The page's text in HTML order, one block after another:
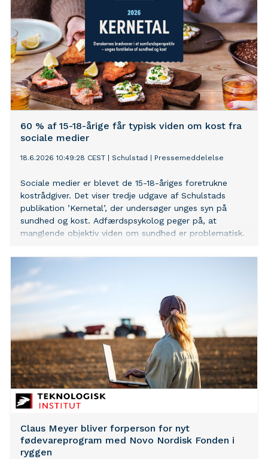
60 % af 15-18-årige får typisk viden om kost fra
sociale medier
18.6.2026 10:49:28 CEST Schulstad Pressemeddelelse
Sociale medier er blevet de 15-18-åriges foretrukne
kostrådgiver. Det viser tredje udgave af Schulstads
publikation ’Kernetal’, der undersøger unges syn på
sundhed og kost. Adfærdspsykolog peger på, at
manglende objektiv viden om sundhed er problematisk.
Claus Meyer bliver forperson for nyt
fødevareprogram med Novo Nordisk Fonden i
ryggen